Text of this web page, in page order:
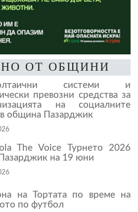
ОТ ОБЩИНИ
системи и
превозни средства за
на социалните
в община Пазарджик
The Voice Турнето 2026
на 19 юни
на Тортата по време на
по футбол